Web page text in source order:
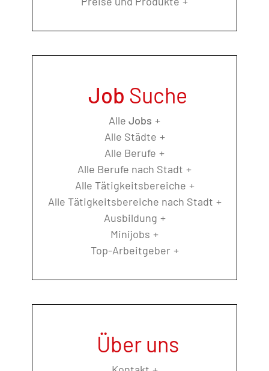
Job Suche
Alle Jobs
Alle Städte
Alle Berufe
Alle Berufe nach Stadt
Alle Tätigkeitsbereiche
Alle Tätigkeitsbereiche nach Stadt
Ausbildung
Minijobs
Top-Arbeitgeber
Über uns